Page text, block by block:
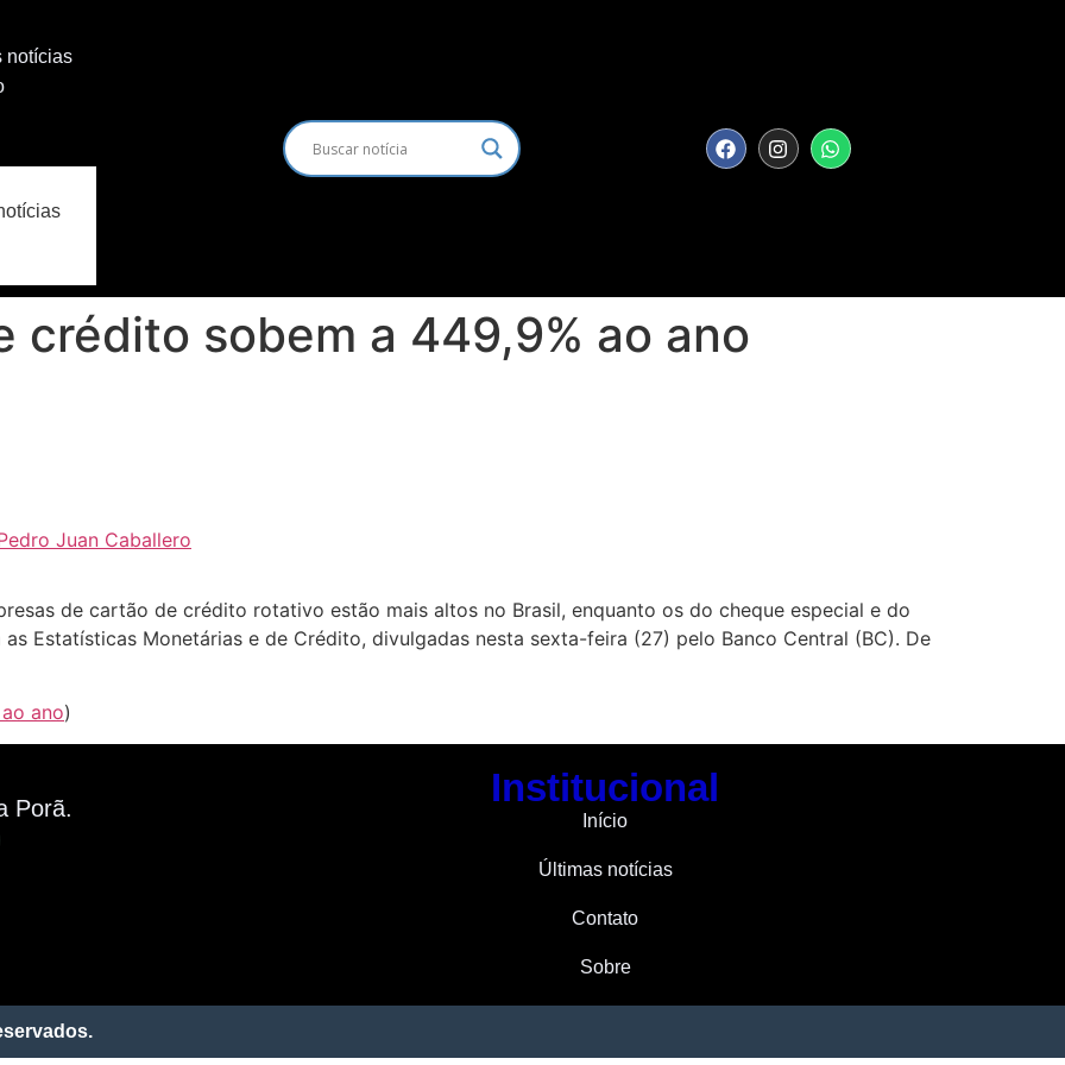
notícias
crédito sobem a 449,9% ao ano
Juan Caballero
de cartão de crédito rotativo estão mais altos no Brasil, enquanto os do cheque especial e do
Estatísticas Monetárias e de Crédito, divulgadas nesta sexta-feira (27) pelo Banco Central (BC). De
ano)
Porã. Institucional
Início
Últimas notícias
Contato
Sobre